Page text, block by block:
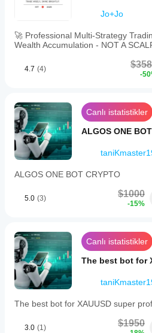
Jo+Jo
🚀 Professional Multi-Strategy
Wealth Accumulation - NOT A
4.7 (4)
-
Canlı istatistikler
ALGOS ONE
ALGOS ONE BOT CRYPTO
5.0 (3) $1000
-15%
Canlı istatistikler
The best bot for
The best bot for XAUUSD super
3.0 (1) $1950